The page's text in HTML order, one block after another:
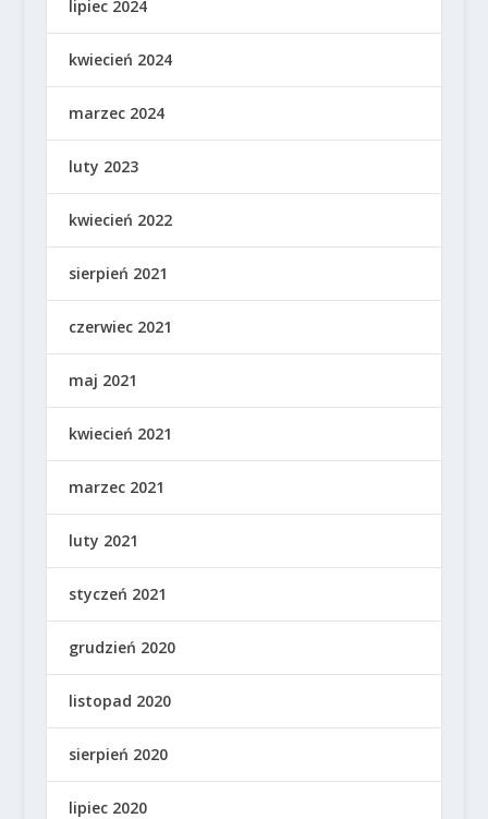
lipiec 2024
kwiecień 2024
marzec 2024
luty 2023
kwiecień 2022
sierpień 2021
czerwiec 2021
maj 2021
kwiecień 2021
marzec 2021
luty 2021
styczeń 2021
grudzień 2020
listopad 2020
sierpień 2020
lipiec 2020